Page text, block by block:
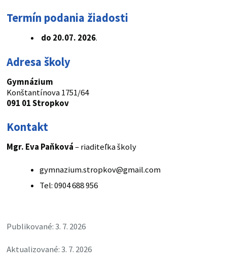
Termín podania žiadosti
do 20.07. 2026.
Adresa školy
Gymnázium
Konštantínova 1751/64
091 01 Stropkov
Kontakt
Mgr. Eva Paňková– riaditeľka školy
gymnazium.stropkov@gmail.com
Tel: 0904 688 956
Publikované: 3. 7. 2026
Aktualizované: 3. 7. 2026